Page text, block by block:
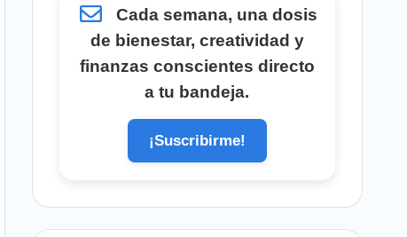
Cada semana, una dosis
de bienestar, creatividad y
finanzas conscientes directo
a tu bandeja.
¡Suscribirme!